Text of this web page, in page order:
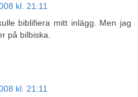
kl. 21:11
biblifiera mitt inlägg. Men jag
på bilbiska.
kl. 21:11